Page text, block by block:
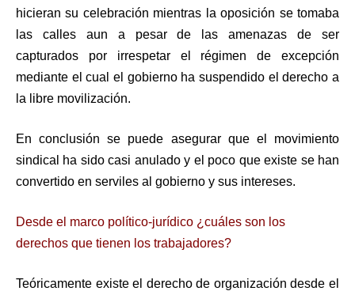
hicieran su celebración mientras la oposición se tomaba
las calles aun a pesar de las amenazas de ser
capturados por irrespetar el régimen de excepción
mediante el cual el gobierno ha suspendido el derecho a
la libre movilización.
En conclusión se puede asegurar que el movimiento
sindical ha sido casi anulado y el poco que existe se han
convertido en serviles al gobierno y sus intereses.
Desde el marco político-jurídico ¿cuáles son los
derechos que tienen los trabajadores?
Teóricamente existe el derecho de organización desde el